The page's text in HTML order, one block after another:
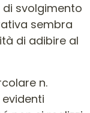
svolgimento
sembra
di adibire al
n.
evidenti